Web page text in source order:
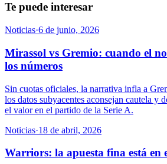
Te puede interesar
Noticias·6 de junio, 2026
Mirassol vs Gremio: cuando el
los números
Sin cuotas oficiales, la narrativa infla a
los datos subyacentes aconsejan cautela y
el valor en el partido de la Serie A.
Noticias·18 de abril, 2026
Warriors: la apuesta fina está en